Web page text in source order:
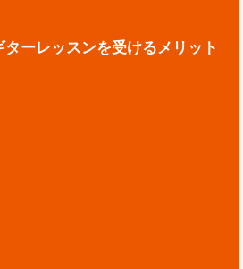
ターレッスンを受けるメリット